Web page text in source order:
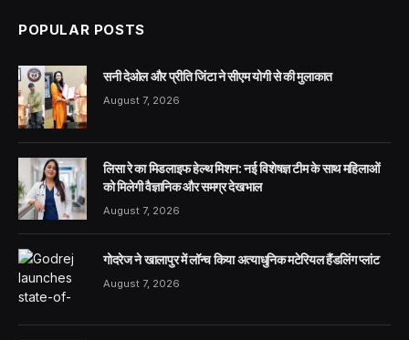
POPULAR POSTS
सनी देओल और प्रीति जिंटा ने सीएम योगी से की मुलाकात
August 7, 2026
लिसा रे का मिडलाइफ हेल्थ मिशन: नई विशेषज्ञ टीम के साथ महिलाओं
को मिलेगी वैज्ञानिक और समग्र देखभाल
August 7, 2026
गोदरेज ने खालापुर में लॉन्च किया अत्याधुनिक मटेरियल हैंडलिंग प्लांट
August 7, 2026